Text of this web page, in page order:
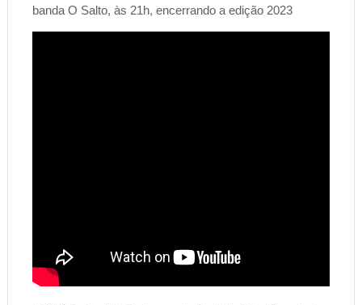
banda O Salto, às 21h, encerrando a edição 2023